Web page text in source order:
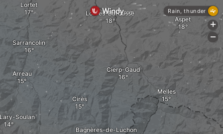
Bagnères-de-Luchon
Lortet
Sarrancolin
Arreau
Cierp-Gaud
Loures-Barousse
Cirès
Soulan
Melles
Aspet
Rain, thunder
+
-